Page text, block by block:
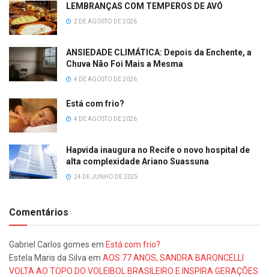
LEMBRANÇAS COM TEMPEROS DE AVÓ
2 DE AGOSTO DE 2026
ANSIEDADE CLIMÁTICA: Depois da Enchente, a
Chuva Não Foi Mais a Mesma
4 DE AGOSTO DE 2026
Está com frio?
4 DE AGOSTO DE 2026
Hapvida inaugura no Recife o novo hospital de
alta complexidade Ariano Suassuna
24 DE JUNHO DE 2025
Comentários
Gabriel Carlos gomes em Está com frio?
Estela Maris da Silva em AOS 77 ANOS, SANDRA BARONCELLI
VOLTA AO TOPO DO VOLEIBOL BRASILEIRO E INSPIRA GERAÇÕES